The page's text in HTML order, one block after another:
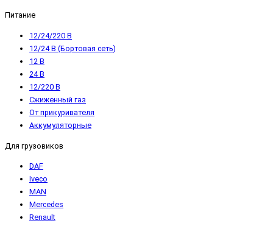
Питание
12/24/220 В
12/24 В (Бортовая сеть)
12 В
24 В
12/220 В
Сжиженный газ
От прикуривателя
Аккумуляторные
Для грузовиков
DAF
Iveco
MAN
Mercedes
Renault